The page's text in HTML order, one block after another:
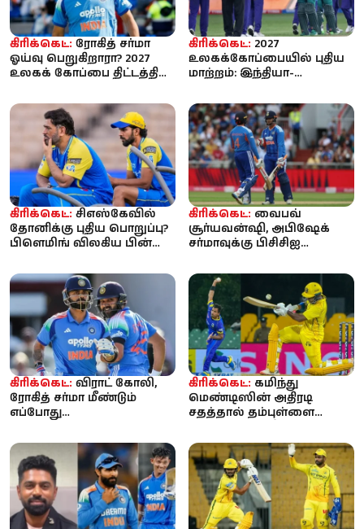
கிரிக்கெட்: ரோகித் சர்மா
ஓய்வு பெறுகிறாரா? 2027
உலகக் கோப்பை திட்டத்தில்
தகவலால்...
கிரிக்கெட்: 2027
உலகக்கோப்பையில் புதிய
மாற்றம்: இந்தியா-
போட்டிகள் அதிகரிக்...
கிரிக்கெட்: சிஎஸ்கேவில்
தோனிக்கு புதிய பொறுப்பு?
பிளெமிங் விலகிய பின்
வாய்ப்ப...
கிரிக்கெட்: வைபவ்
சூர்யவன்ஷி, அபிஷேக்
சர்மாவுக்கு பிசிசிஐ
பந்தையும் சிக்ஸ...
கிரிக்கெட்: விராட் கோலி,
ரோகித் சர்மா மீண்டும்
எப்போது
இந்திய அணியின் அடுத்த...
கிரிக்கெட்: கமிந்து
மெண்டிஸின் அதிரடி
சதத்தால் தம்புள்ளை
கொழும்பு கேப்ஸ் –...